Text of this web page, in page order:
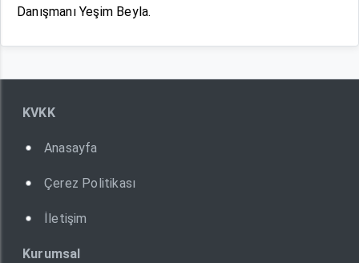
Danışmanı Yeşim Beyla.
KVKK
Anasayfa
Çerez Politikası
İletişim
Kurumsal